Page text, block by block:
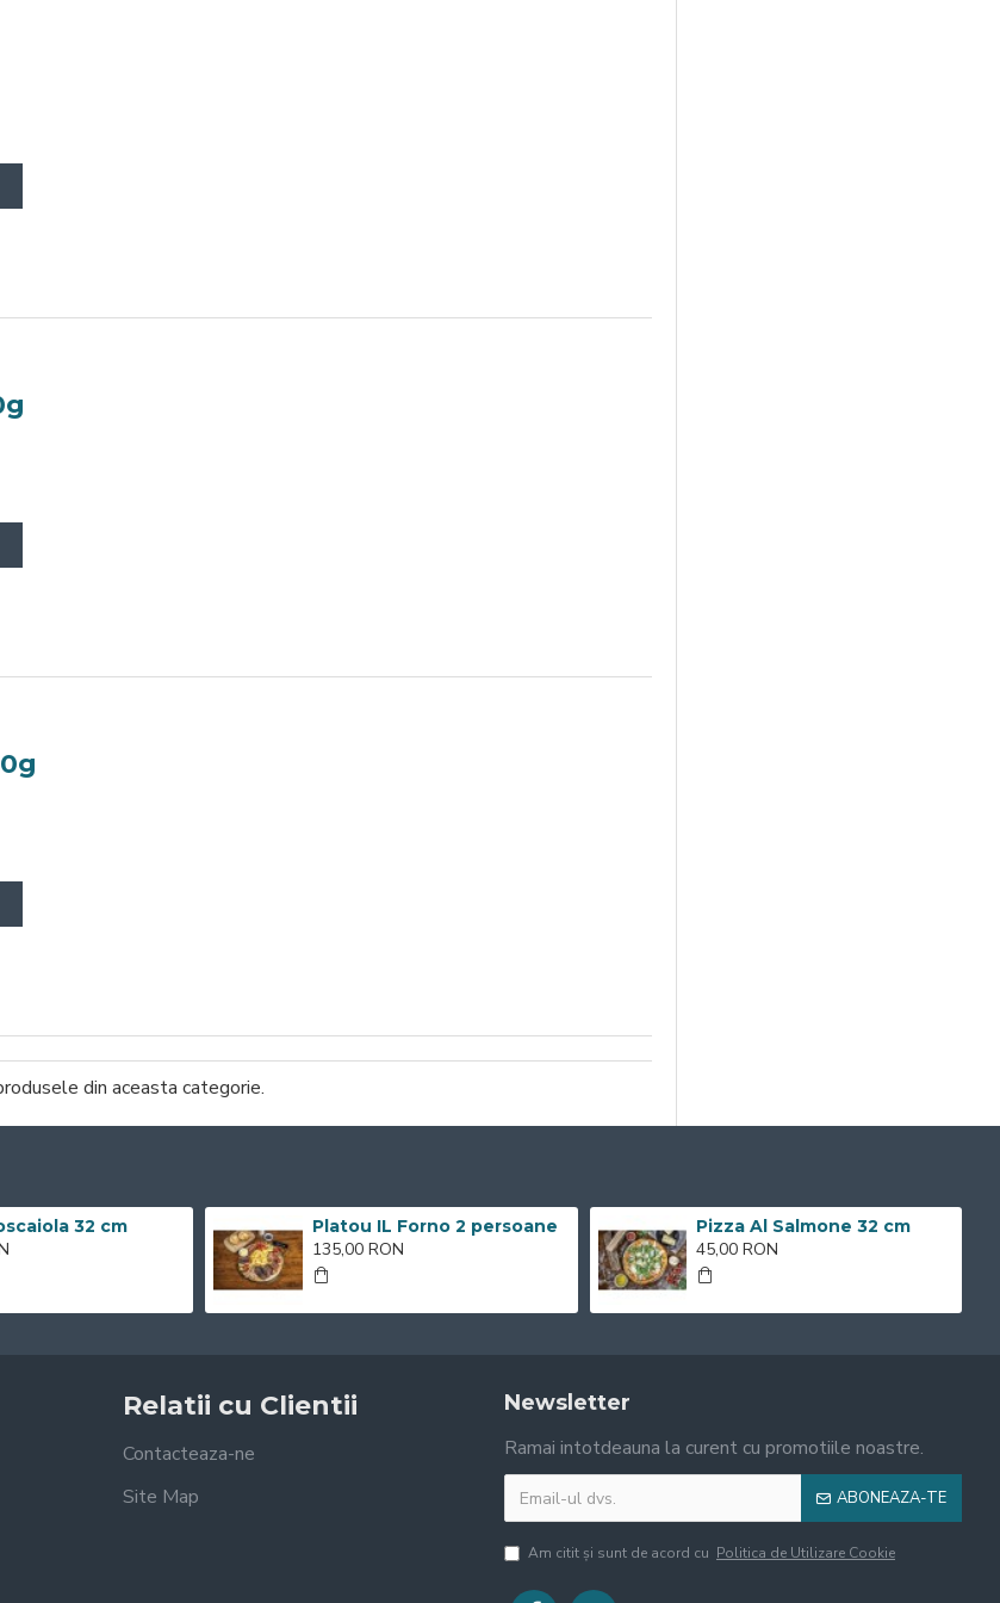
din aceasta categorie.
32 cm Platou IL Forno 2 persoane
135,00 RON
Pizza Al Salmone 32 cm
45,00 RON
Relatii cu Clientii
Contacteaza-ne
Site Map
Newsletter
Ramai intotdeauna la curent cu promotiile noastre.
ABONEAZA-TE
Am citit şi sunt de acord cu Politica de Utilizare Cookie